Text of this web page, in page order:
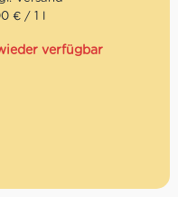
€ / 1 l
verfügbar